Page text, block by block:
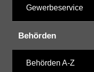
Gewerbeservice
Behörden
Behörden A-Z